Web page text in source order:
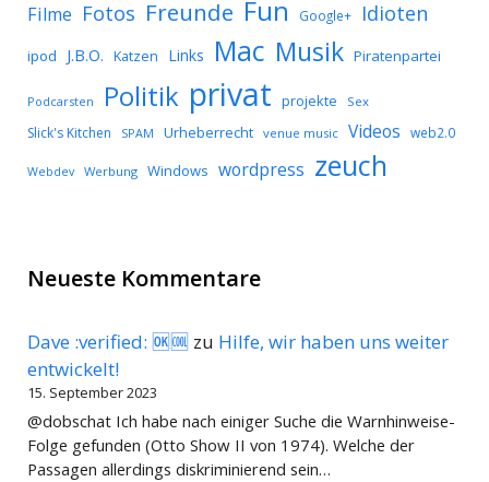
Filme Fotos Freunde Fun Google+ Idioten
ipod J.B.O. Katzen Links Mac Musik Piratenpartei
Podcarsten Politik privat projekte Sex
Slick's Kitchen SPAM Urheberrecht venue music Videos web2.0
Webdev Werbung Windows wordpress zeuch
Neueste Kommentare
Dave :verified: 🆗🆒 zu Hilfe, wir haben uns weiter
entwickelt!
15. September 2023
@dobschat Ich habe nach einiger Suche die Warnhinweise-
Folge gefunden (Otto Show II von 1974). Welche der
Passagen allerdings diskriminierend sein…